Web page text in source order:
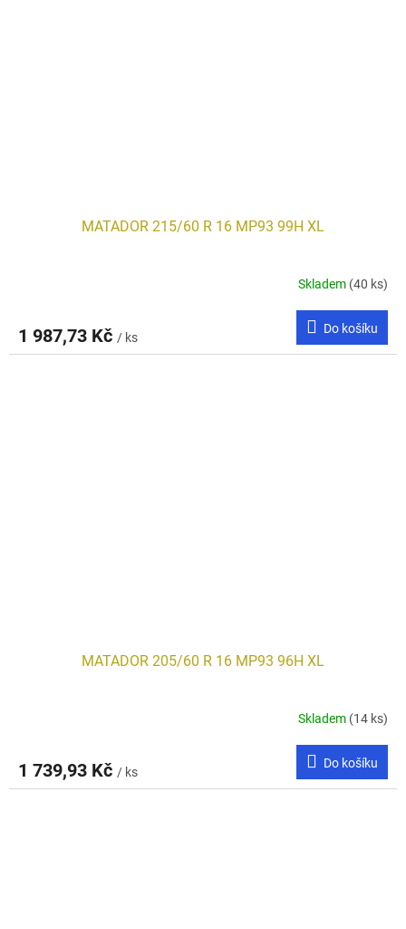
MATADOR 215/60 R 16 MP93 99H XL
Skladem (40 ks)
1 987,73 Kč / ks
Do košíku
MATADOR 205/60 R 16 MP93 96H XL
Skladem (14 ks)
1 739,93 Kč / ks
Do košíku